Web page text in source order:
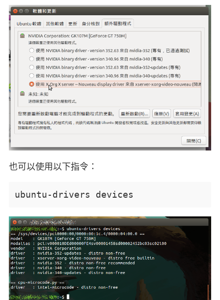
也可以使用以下指令：
ubuntu-drivers devices